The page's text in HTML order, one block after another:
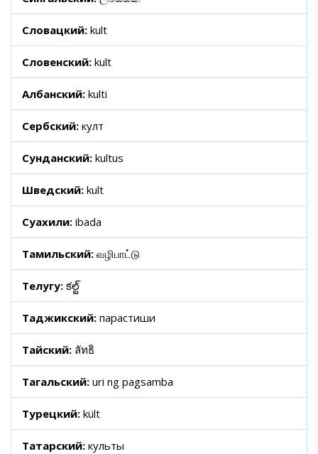
Словацкий: kult
Словенский: kult
Албанский: kulti
Сербский: култ
Сунданский: kultus
Шведский: kult
Суахили: ibada
Тамильский: வழிபாட்டு
Телугу: కల్ట్
Таджикский: парастиши
Тайский: ลัทธิ
Тагальский: uri ng pagsamba
Турецкий: kült
Татарский: культы